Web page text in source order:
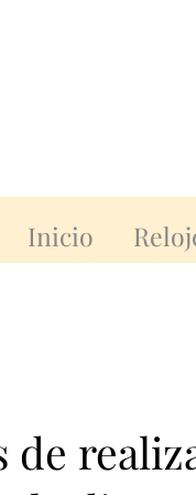
Inicio
de